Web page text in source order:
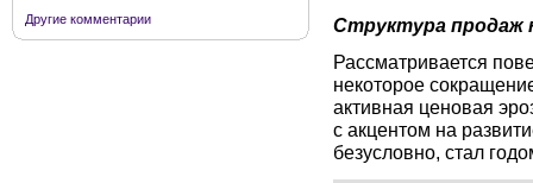
Другие комментарии
Структура продаж
Рассматривается
некоторое
активная ценовая
с акцентом на
безусловно, стал